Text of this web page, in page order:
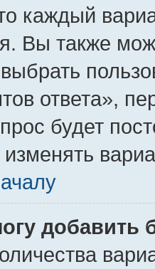
каждый
Вы также
ответа»,
будет
добавить